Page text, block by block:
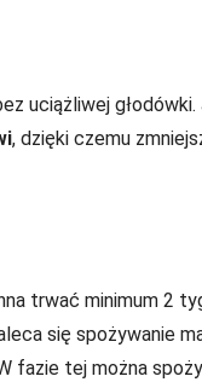
uciążliwej
, dzięki czemu
trwać minimum 2
się spożywanie
fazie tej można